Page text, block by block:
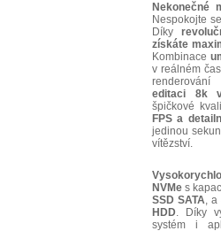
Nekonečné
Nespokojte
Díky
získáte
Kombinace
v reálném
editaci 8k
špičkové
FPS a
jedinou
vítězství.
NVMe s
SSD SATA, a
HDD. Díky
systém i